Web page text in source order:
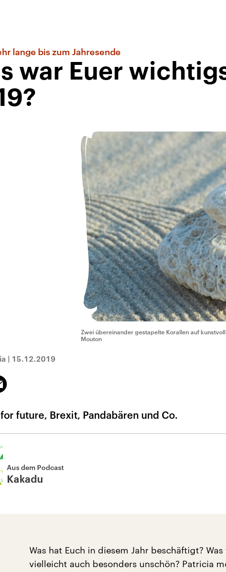
lange bis zum Jahresende
war Euer
Zwei übereinander gestapelte Korallen auf
Mouton
| 15.12.2019
future, Brexit, Pandabären und Co.
Aus dem Podcast
Kakadu
Was hat Euch in diesem Jahr beschäftigt?
vielleicht auch besonders unschön? Patricia